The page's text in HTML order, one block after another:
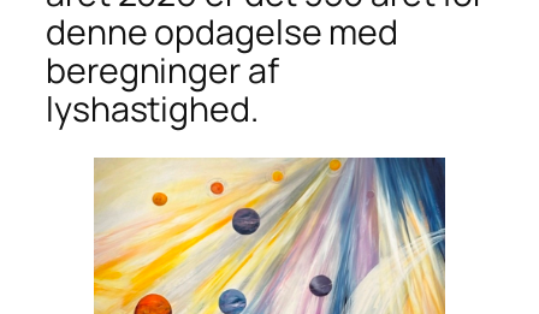
denne opdagelse med
beregninger af
lyshastighed.